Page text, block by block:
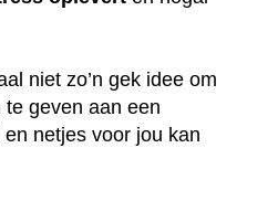
niet zo’n gek idee om
te geven aan een
netjes voor jou kan